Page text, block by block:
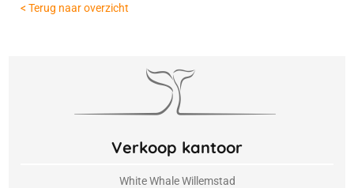
< Terug naar overzicht
Verkoop kantoor
White Whale Willemstad